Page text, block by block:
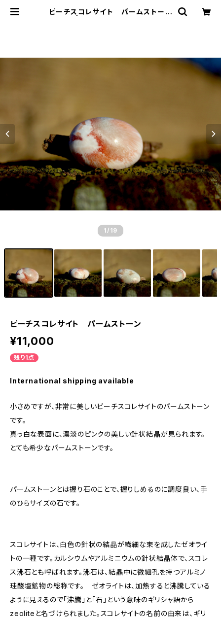
ピーチスコレサイト パームストーン
1 /19
ピーチスコレサイト パームストーン
¥11,000
残り1点
International shipping available
小さめですが、非常に美しいピーチスコレサイトのパームストーン
です。
真っ白な表面に、濃淡のピンクの美しい針状結晶が見られます。
とても希少なパームストーンです。
パームストーンとは握り石のことで、握りしめるのに調度良い、手
のひらサイズの石です。
スコレサイトは、白色の針状の結晶が繊細な束を成したゼオライ
トの一種です。カルシウムやアルミニウムの針状結晶体で、スコレ
ス沸石とも呼ばれます。沸石は、結晶中に微細孔を持つアルミノ
珪酸塩鉱物の総称です。 ゼオライトは、加熱すると沸騰している
ように見えるので「沸騰」と「石」という意味のギリシャ語から
zeoliteと名づけられました。スコレサイトの名前の由来は、ギリ